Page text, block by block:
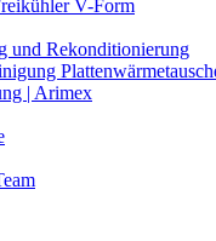
V-Form
und Rekonditionierung
| Arimex